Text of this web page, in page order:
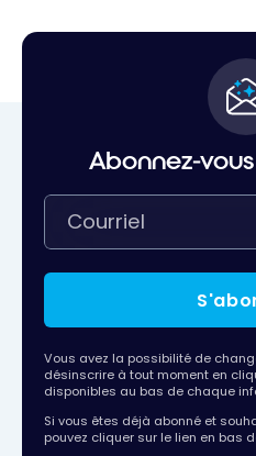
Abonnez-
Vous avez la possibilité de
désinscrire à tout moment en
disponibles au bas de chaque
Si vous êtes déjà abonné et
pouvez cliquer sur le lien en bas